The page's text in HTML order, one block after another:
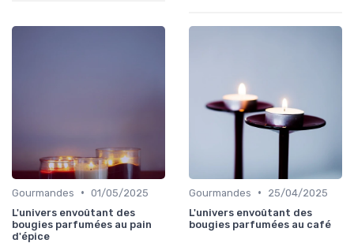
Gourmandes • 01/05/2025
L'univers envoûtant des
bougies parfumées au pain
d'épice
Gourmandes •
25/04/2025
L'univers envoûtant des
bougies parfumées au café